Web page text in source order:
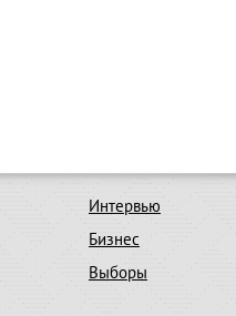
Интервью
Бизнес
Выборы